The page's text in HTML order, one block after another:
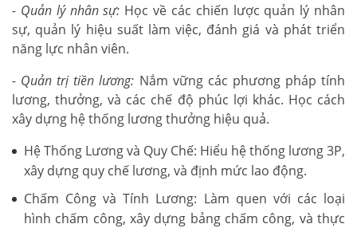
- Quản lý nhân sự: Học về các chiến lược quản lý nhân
sự, quản lý hiệu suất làm việc, đánh giá và phát triển
năng lực nhân viên.
- Quản trị tiền lương: Nắm vững các phương pháp tính
lương, thưởng, và các chế độ phúc lợi khác. Học cách
xây dựng hệ thống lương thưởng hiệu quả.
Hệ Thống Lương và Quy Chế: Hiểu hệ thống lương 3P,
xây dựng quy chế lương, và định mức lao động.
Chấm Công và Tính Lương: Làm quen với các loại
hình chấm công, xây dựng bảng chấm công, và thực